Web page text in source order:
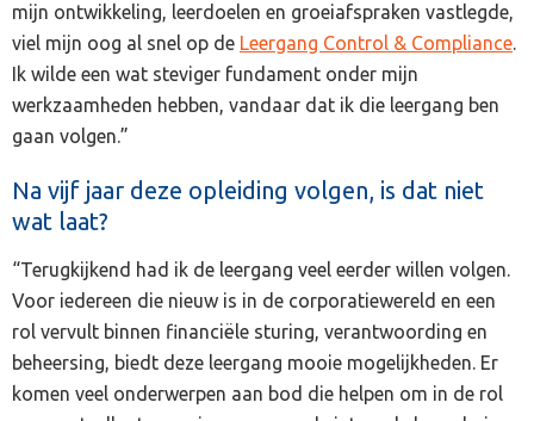
mijn ontwikkeling, leerdoelen en groeiafspraken vastlegde,
viel mijn oog al snel op de Leergang Control & Compliance.
Ik wilde een wat steviger fundament onder mijn
werkzaamheden hebben, vandaar dat ik die leergang ben
gaan volgen.”
Na vijf jaar deze opleiding volgen, is dat niet
wat laat?
“Terugkijkend had ik de leergang veel eerder willen volgen.
Voor iedereen die nieuw is in de corporatiewereld en een
rol vervult binnen financiële sturing, verantwoording en
beheersing, biedt deze leergang mooie mogelijkheden. Er
komen veel onderwerpen aan bod die helpen om in de rol